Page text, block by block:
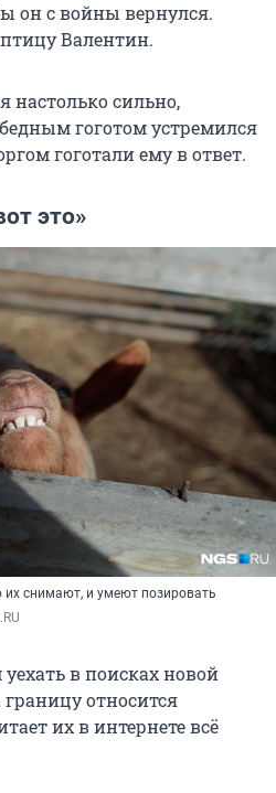
он с войны вернулся.
Валентин.
настолько сильно,
гоготом устремился
гоготали ему в ответ.
это»
снимают, и умеют позировать
в поисках новой
относится
их в интернете всё